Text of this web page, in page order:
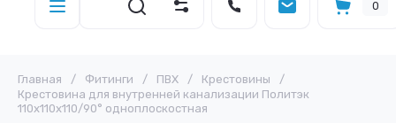
0
Главная / Фитинги / ПВХ / Крестовины
/
Крестовина для внутренней канализации Политэк
110х110х110/90° одноплоскостная